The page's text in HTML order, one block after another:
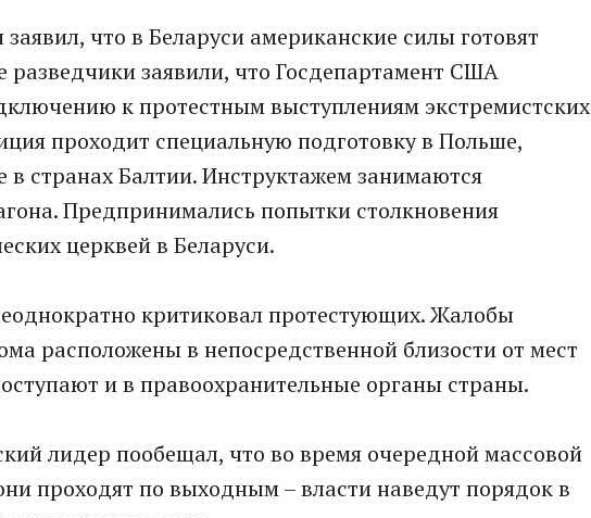
что в Беларуси американские силы готовят
разведчики заявили, что Госдепартамент США
к протестным выступлениям экстремистских
проходит специальную подготовку в Польше,
в странах Балтии. Инструктажем занимаются
Предпринимались попытки столкновения
церквей в Беларуси.
критиковал протестующих. Жалобы
расположены в непосредственной близости от мест
и в правоохранительные органы страны.
лидер пообещал, что во время очередной массовой
проходят по выходным – власти наведут порядок в